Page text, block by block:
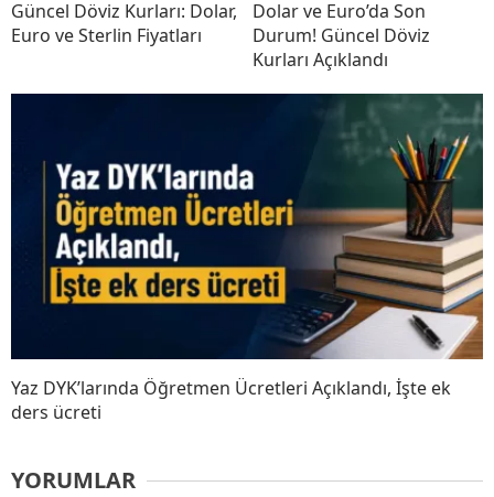
Güncel Döviz Kurları: Dolar,
Euro ve Sterlin Fiyatları
Dolar ve Euro’da Son
Durum! Güncel Döviz
Kurları Açıklandı
Yaz DYK’larında Öğretmen Ücretleri Açıklandı, İşte ek
ders ücreti
YORUMLAR